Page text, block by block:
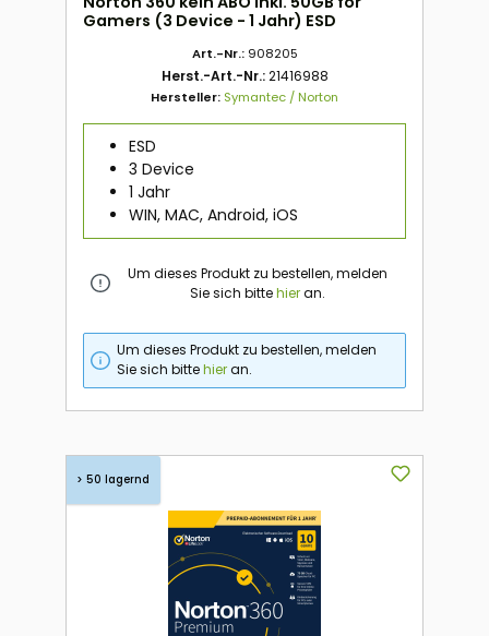
Gamers (3 Device - 1 Jahr) ESD
Art.-Nr.: 908205
Herst.-Art.-Nr.:21416988
Hersteller: Symantec / Norton
ESD
3 Device
1 Jahr
WIN, MAC, Android, iOS
Um dieses Produkt zu bestellen, melden
Sie sich bittehieran.
Um dieses Produkt zu bestellen, melden
Sie sich bittehieran.
> 50 lagernd